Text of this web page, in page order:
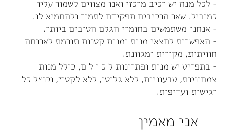
- לכל מנה יש רכיב מרכזי ואנו מצווים לשמור עליו
כמוביל. שאר הרכיבים תפקידם לתמוך ולהחמיא לו.
- אנחנו משתמשים בחומרי הגלם הטובים ביותר.
- האפשרות לחצאי מנות ומנות קטנות תורמת לארוחה
חוויתית, מקורית ומגוונת.
- בתפריט יש מנות ופתרונות ל כ ו ל ם, כולל מנות
צמחוניות, טבעוניות, ללא גלוטן, ללא לקטוז, וכנ״ל כל
רגישות ועדיפות.
אני מאמין